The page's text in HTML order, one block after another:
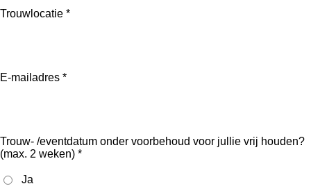
Trouwlocatie *
E-mailadres *
Trouw- /eventdatum onder voorbehoud voor jullie vrij houden?
(max. 2 weken) *
Ja